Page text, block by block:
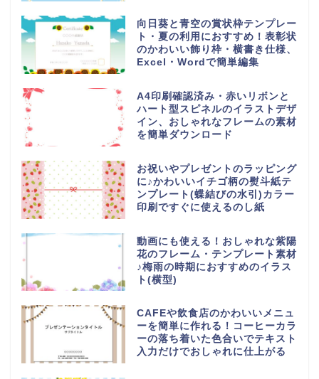
向日葵と青空の賞状枠テンプレー
ト・夏の利用におすすめ！表彰状
のかわいい飾り枠・横書き仕様、
Excel・Wordで簡単編集
A4印刷確認済み・赤いリボンと
ハート型スピネルのイラストデザ
イン、おしゃれなフレームの素材
を簡単ダウンロード
お祝いやプレゼントのラッピング
に♪かわいいイチゴ柄の熨斗紙テ
ンプレート(蝶結びの水引)カラー
印刷ですぐに使えるのし紙
動画にも使える！おしゃれな紫陽
花のフレーム・テンプレート素材
♪梅雨の時期におすすめのイラス
ト(横型)
CAFEや飲食店のかわいいメニュ
ーを簡単に作れる！コーヒーカラ
ーの落ち着いた色合いでテキスト
入力だけでおしゃれに仕上がる